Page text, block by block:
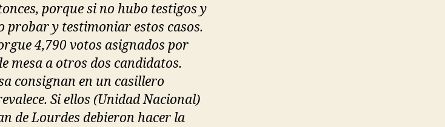
porque si no hubo testigos y
probar y testimoniar estos casos.
4,790 votos asignados por
mesa a otros dos candidatos.
consignan en un casillero
Si ellos (Unidad Nacional)
de Lourdes debieron hacer la